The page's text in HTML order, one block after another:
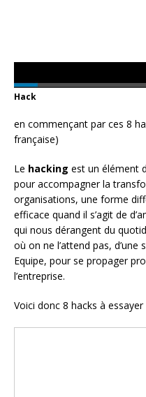
Hack
en commençant par ces 8
française)
Le hacking est un élément
pour accompagner la
organisations, une forme
efficace quand il s’agit de
qui nous dérangent du
où on ne l’attend pas, d’une
Equipe, pour se propager
l’entreprise.
Voici donc 8 hacks à essayer